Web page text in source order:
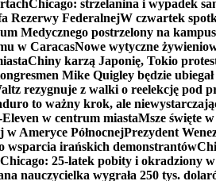
Chicago: strzelanina i wypadek
Rezerwy FederalnejW czwartek
Medycznego postrzelony na
w CaracasNowe wytyczne
Chiny karzą Japonię, Tokio
Mike Quigley będzie
rezygnuje z walki o reelekcję pod
to ważny krok, ale
w centrum miastaMsze święte
Ameryce PółnocnejPrezydent
wsparcia irańskich demonstrantów
Chicago: 25-latek pobity i okradziony
nauczycielka wygrała 250 tys.